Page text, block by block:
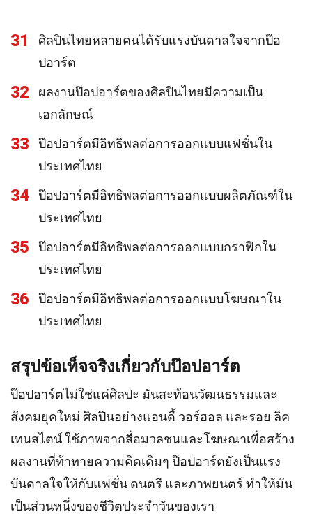
31
ศิลปินไทยหลายคนได้รับแรงบันดาลใจจากป๊อ
ปอาร์ต
32
ผลงานป๊อปอาร์ตของศิลปินไทยมีความเป็น
เอกลักษณ์
33
ป๊อปอาร์ตมีอิทธิพลต่อการออกแบบแฟชั่นใน
ประเทศไทย
34
ป๊อปอาร์ตมีอิทธิพลต่อการออกแบบผลิตภัณฑ์ใน
ประเทศไทย
35
ป๊อปอาร์ตมีอิทธิพลต่อการออกแบบกราฟิกใน
ประเทศไทย
36
ป๊อปอาร์ตมีอิทธิพลต่อการออกแบบโฆษณาใน
ประเทศไทย
สรุปข้อเท็จจริงเกี่ยวกับป๊อปอาร์ต
ป๊อปอาร์ตไม่ใช่แค่ศิลปะ มันสะท้อนวัฒนธรรมและ
สังคมยุคใหม่ ศิลปินอย่างแอนดี้ วอร์ฮอล และรอย ลิค
เทนสไตน์ ใช้ภาพจากสื่อมวลชนและโฆษณาเพื่อสร้าง
ผลงานที่ท้าทายความคิดเดิมๆ ป๊อปอาร์ตยังเป็นแรง
บันดาลใจให้กับแฟชั่น ดนตรี และภาพยนตร์ ทำให้มัน
เป็นส่วนหนึ่งของชีวิตประจำวันของเรา